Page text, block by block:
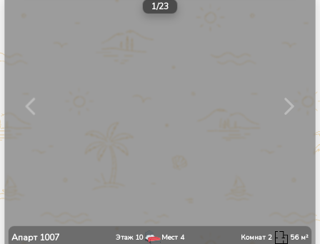
1/23
Апарт 1007 Этаж 10 Мест 4 Комнат2 56м²